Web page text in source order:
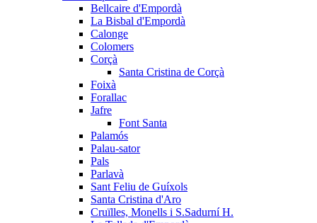
Bellcaire d'Empordà
La Bisbal d'Empordà
Calonge
Colomers
Corçà
Santa Cristina de Corçà
Foixà
Forallac
Jafre
Font Santa
Palamós
Palau-sator
Pals
Parlavà
Sant Feliu de Guíxols
Santa Cristina d'Aro
Cruïlles, Monells i S.Sadurní H.